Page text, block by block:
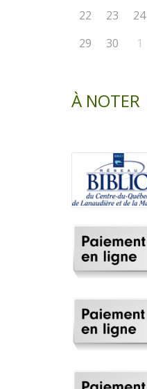
22
23 24
29
30 1
À NOTER